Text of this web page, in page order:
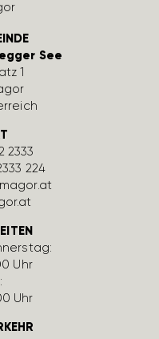
See
1
2333
224
Uhr
Uhr